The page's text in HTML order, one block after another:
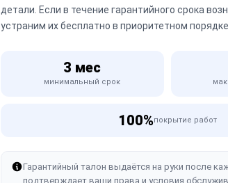
детали. Если в течение гарантийного срока
устраним их бесплатно в приоритетном порядке.
3 мес
минимальный срок
100%покрытие работ
Гарантийный талон выдаётся на руки после
подтверждает ваши права и условия